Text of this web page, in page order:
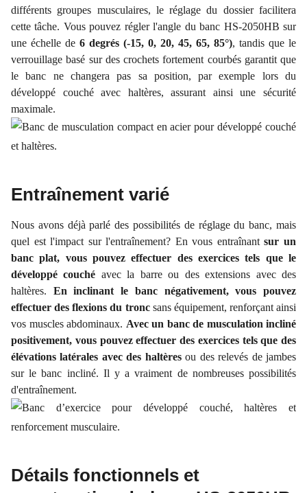
différents groupes musculaires, le réglage du dossier facilitera
cette tâche. Vous pouvez régler l'angle du banc HS-2050HB sur
une échelle de 6 degrés (-15, 0, 20, 45, 65, 85°), tandis que le
verrouillage basé sur des crochets fortement courbés garantit que
le banc ne changera pas sa position, par exemple lors du
développé couché avec haltères, assurant ainsi une sécurité
maximale.
Entraînement varié
Nous avons déjà parlé des possibilités de réglage du banc, mais
quel est l'impact sur l'entraînement? En vous entraînantsur un
banc plat, vous pouvez effectuer des exercices tels que le
développé couché avec la barre ou des extensions avec des
haltères. En inclinant le banc négativement, vous pouvez
effectuer des flexions du troncsans équipement, renforçant ainsi
vos muscles abdominaux. Avec un banc de musculation incliné
positivement, vous pouvez effectuer des exercices tels que des
élévations latérales avec des haltèresou des relevés de jambes
sur le banc incliné. Il y a vraiment de nombreuses possibilités
d'entraînement.
Détails fonctionnels et